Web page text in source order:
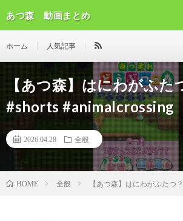
あつ森 動画まとめ
ホーム 人気記事
【あつ森】はにわがふ
#shorts #animalcrossing
2026.04.28 全般
HOME 全般 【あつ森】はにわがふた